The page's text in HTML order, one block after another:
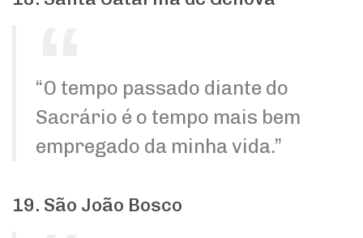
“O tempo passado diante do
Sacrário é o tempo mais bem
empregado da minha vida.”
19. São João Bosco